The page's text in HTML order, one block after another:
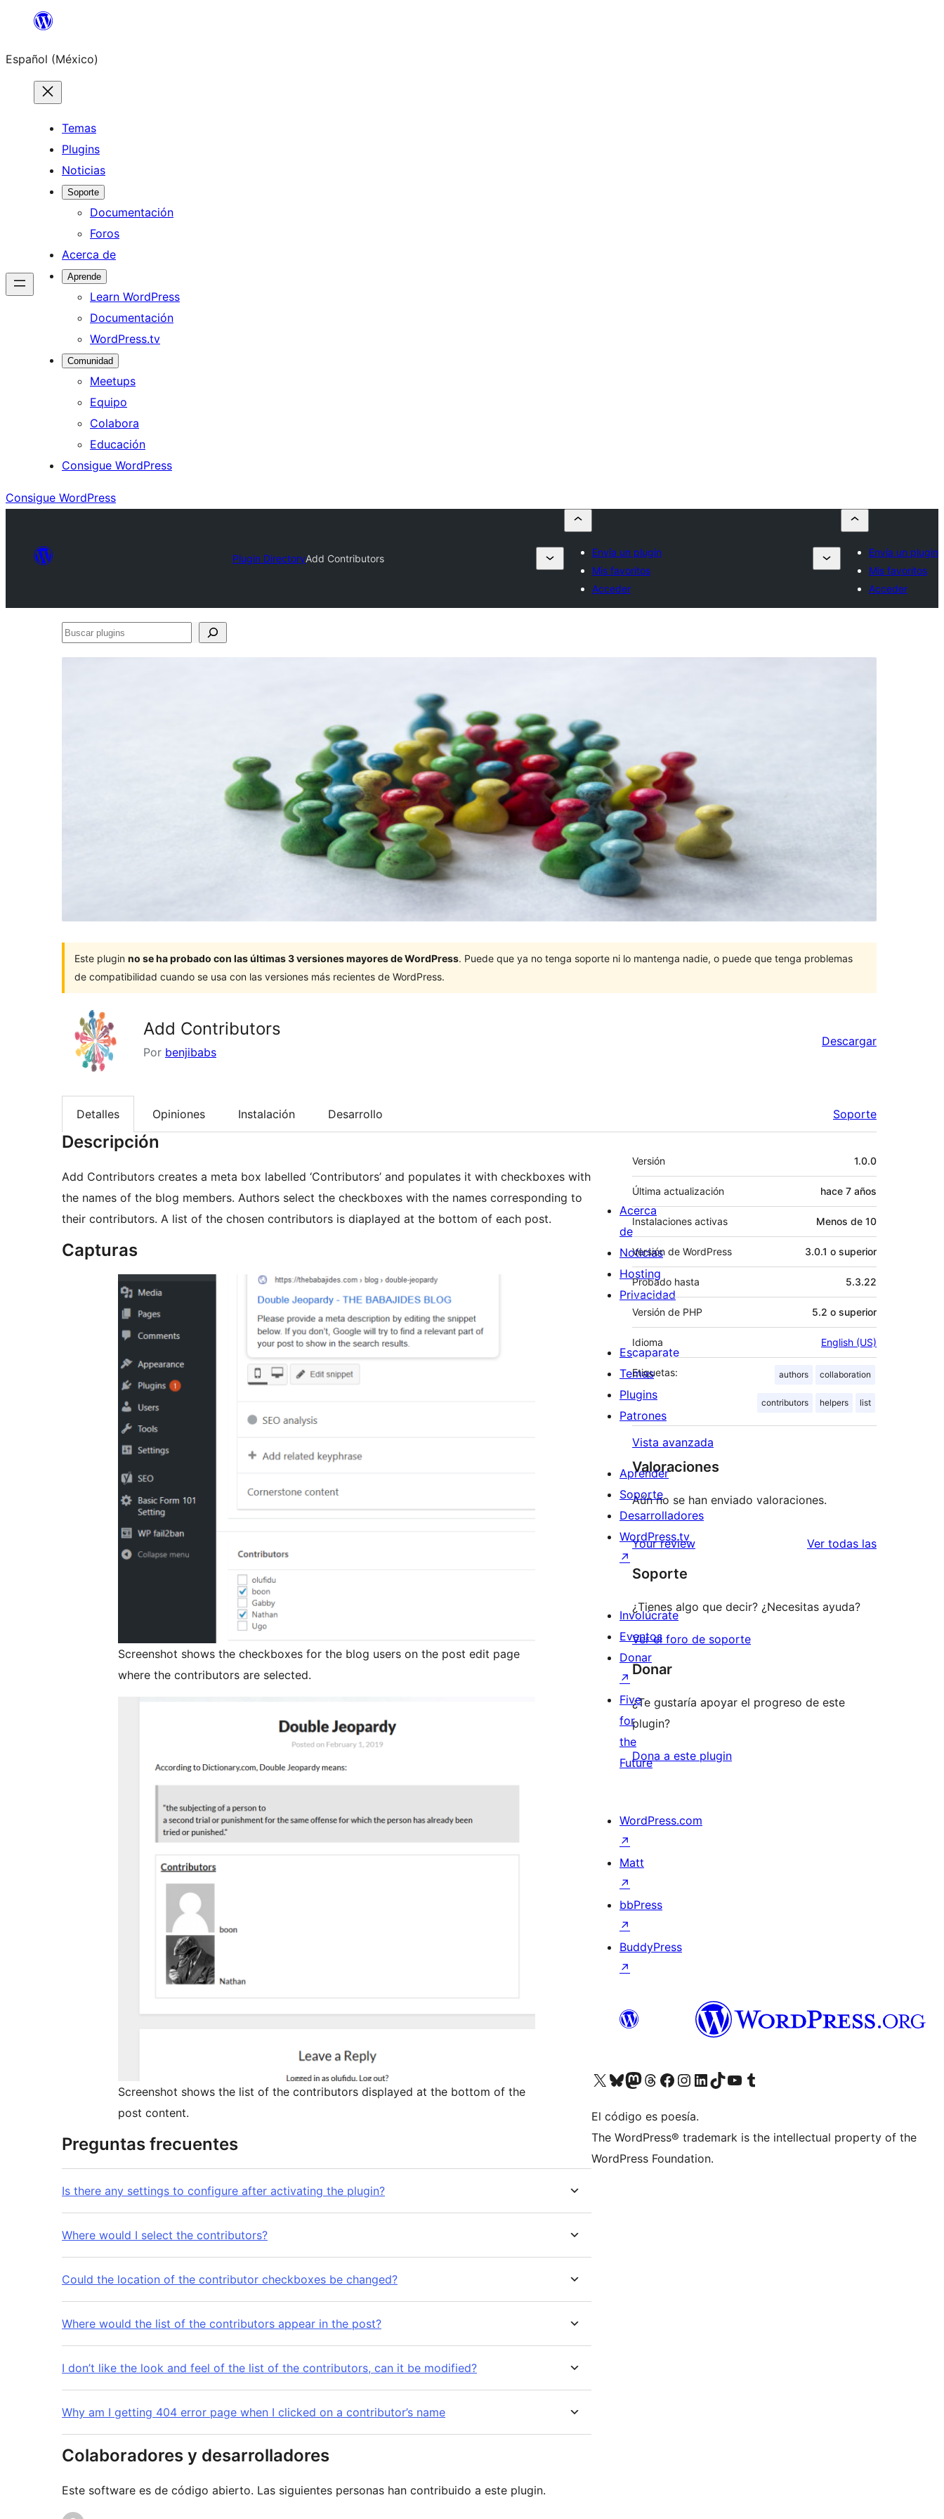
Saltar
contenido
Español (México)
Temas
Plugins
Noticias
Soporte
Documentación
Foros
Acerca de
Aprende
Learn WordPress
Documentación
WordPress.tv
Comunidad
Meetups
Equipo
Colabora
Educación
Consigue WordPress
Consigue WordPress
Plugin DirectoryAdd Contributors
Envía un plugin
Mis favoritos
Acceder
Envía un plugin
Mis favoritos
Acceder
Buscar
Este plugin no se ha probado con las últimas 3 versiones mayores de WordPress. Puede que ya no tenga soporte ni lo mantenga nadie, o puede que tenga problemas
de compatibilidad cuando se usa con las versiones más recientes de WordPress.
Add Contributors
Por benjibabs
Descargar
Detalles Opiniones Instalación Desarrollo Soporte
Descripción
Add Contributors creates a meta box labelled ‘Contributors’ and populates it with checkboxes with
the names of the blog members. Authors select the checkboxes with the names corresponding to
their contributors. A list of the chosen contributors is diaplayed at the bottom of each post.
Capturas
Screenshot shows the checkboxes for the blog users on the post edit page
where the contributors are selected.
Screenshot shows the list of the contributors displayed at the bottom of the
post content.
Preguntas frecuentes
Is there any settings to configure after activating the plugin?
Where would I select the contributors?
Could the location of the contributor checkboxes be changed?
Where would the list of the contributors appear in the post?
I don’t like the look and feel of the list of the contributors, can it be modified?
Why am I getting 404 error page when I clicked on a contributor’s name
Colaboradores y desarrolladores
Este software es de código abierto. Las siguientes personas han contribuido a este plugin.
Meta
Versión 1.0.0
Última actualización hace 7 años
Instalaciones activas Menos de 10
Versión de WordPress 3.0.1 o superior
Probado hasta 5.3.22
Versión de PHP 5.2 o superior
Idioma English (US)
Etiquetas: authors collaboration
contributors helpers list
Vista avanzada
Valoraciones
Aún no se han enviado valoraciones.
Your review Ver todas lasvaloraciones
Soporte
¿Tienes algo que decir? ¿Necesitas ayuda?
Ver el foro de soporte
Donar
¿Te gustaría apoyar el progreso de este
plugin?
Dona a este plugin
Acerca
de
Noticias
Hosting
Privacidad
Escaparate
Temas
Plugins
Patrones
Aprender
Soporte
Desarrolladores
WordPress.tv
↗
Involúcrate
Eventos
Donar
↗
Five
for
the
Future
WordPress.com
↗
Matt
↗
bbPress
↗
BuddyPress
↗
Visita nuestra cuenta de X (anteriormente Twitter)
Visita nuestra cuenta de Bluesky
Visita nuestra cuenta de Mastodon
Visita nuestra cuenta de Threads
Visita nuestra página de Facebook
Visita nuestra cuenta de Instagram
Visita nuestra cuenta de LinkedIn
Visita nuestra cuenta de TikTok
Visita nuestro canal de YouTube
Visita nuestra cuenta de Tumblr
El código es poesía.
The WordPress® trademark is the intellectual property of the
WordPress Foundation.